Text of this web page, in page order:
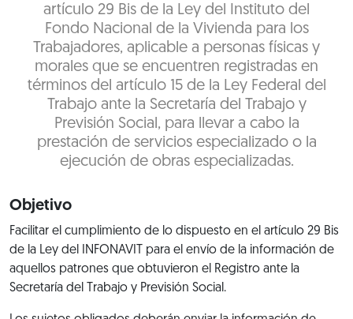
artículo 29 Bis de la Ley del Instituto del
Fondo Nacional de la Vivienda para los
Trabajadores, aplicable a personas físicas y
morales que se encuentren registradas en
términos del artículo 15 de la Ley Federal del
Trabajo ante la Secretaría del Trabajo y
Previsión Social, para llevar a cabo la
prestación de servicios especializado o la
ejecución de obras especializadas.
Objetivo
Facilitar el cumplimiento de lo dispuesto en el artículo 29 Bis
de la Ley del INFONAVIT para el envío de la información de
aquellos patrones que obtuvieron el Registro ante la
Secretaría del Trabajo y Previsión Social.